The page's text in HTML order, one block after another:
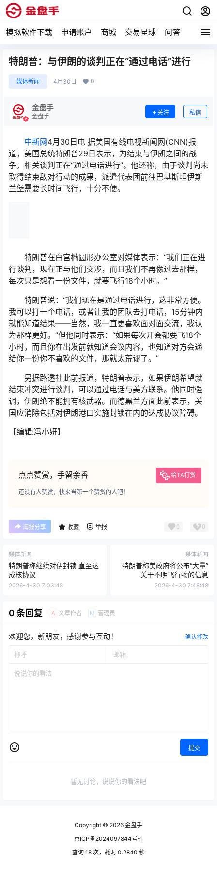
模拟软件下载 申请账户 商城 交易星球 问答 专题
特朗普：与伊朗的谈判正在“通过电话”进行
媒体新闻 4月30日 0
金盘手
金盘手
关注 私信
中新网4月30日电 据美国有线电视新闻网(CNN)报
道，美国总统特朗普29日表示，为结束与伊朗之间的战
争，相关谈判正在“通过电话进行”。他还称，由于谈判尚未
取得结束敌对行动的成果，派遣代表团前往巴基斯坦伊斯
兰堡需要长时间飞行，十分不便。
特朗普在白宫椭圆形办公室对媒体表示：“我们正在进
行谈判，现在正与他们交涉，而且我们不再像过去那样，
每次只是想看一份文件，就要飞行18个小时。”
特朗普说：“我们现在是通过电话进行，这非常方便。
我可以打一个电话，或者让我的团队去打电话，15分钟内
就能知道结果——当然，我一直更喜欢面对面交流，我认
为那样更好。”但他同时表示：“如果每次开会都要飞18个
小时，而且你在出发前就知道会议内容，也知道对方会递
给你一份你不喜欢的文件，那就太荒谬了。”
另据路透社此前报道，特朗普表示，如果伊朗希望就
结束冲突进行谈判，可以通过电话与美方联系。他同时强
调，伊朗绝不能拥有核武器。而德黑兰方面此前表示，美
国应消除包括对伊朗港口实施封锁在内的达成协议障碍。
【编辑:冯小妍】
点点赞赏，手留余香 给TA打赏
还没有人赞赏，快来当第一个赞赏的人吧！
海报分享 收藏 举报 0 0
媒体新闻
特朗普称继续对伊封锁 直至达
成核协议
2026-4-30 7:03:48
媒体新闻
特朗普称美政府将公布“大量”
关于不明飞行物的信息
2026-4-30 7:48:48
0 条回复 A 文章作者 M 管理员
欢迎您，新朋友，感谢参与互动！ 确认修改
提交
暂无讨论，说说你的看法吧
Copyright © 2026 金盘手
京ICP备2024097844号-1
查询 18 次，耗时 0.2840 秒